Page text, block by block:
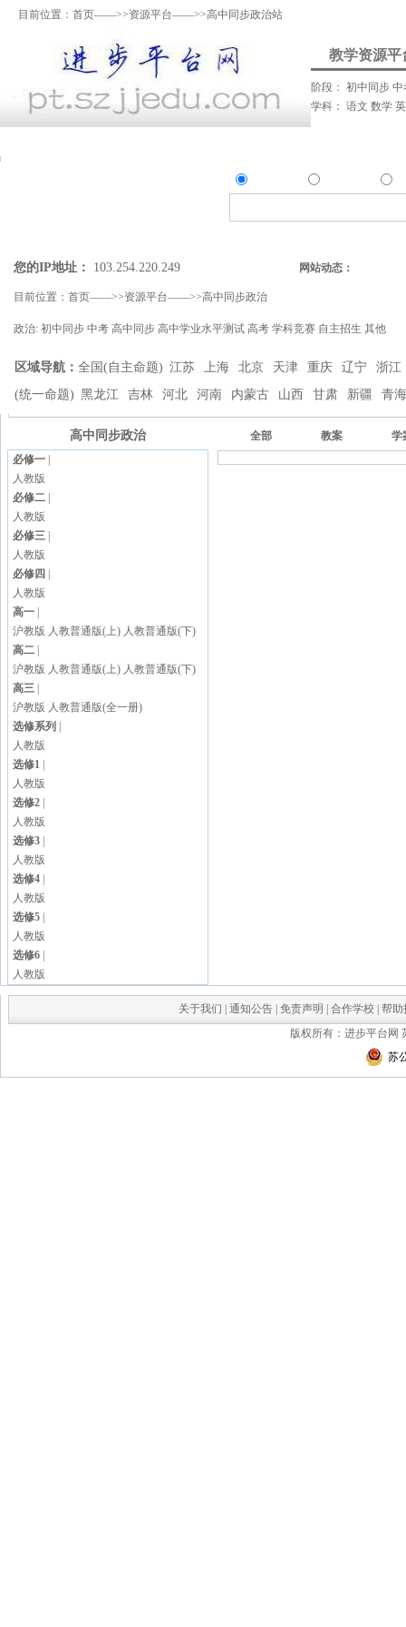
目前位置： 首页——>>资源平台——>>高中同步政治站
教学资源平
阶段： 初中同步
学科： 语文 数学
您的IP地址： 103.254.220.249 网站动态：
目前位置： 首页——>>资源平台——>>高中同步政治
政治: 初中同步 中考 高中同步 高中学业水平测试 高考 学科竞赛 自主招生 其他
区域导航： 全国(自主命题) 江苏 上海 北京 天津 重庆 辽宁
浙江
(统一命题) 黑龙江 吉林 河北 河南 内蒙古 山西 甘肃 新疆 青
高中同步政治
必修一
人教版
必修二
人教版
必修三
人教版
必修四
人教版
高一
沪教版 人教普通版(上) 人教普通版(下)
高二
沪教版 人教普通版(上) 人教普通版(下)
高三
沪教版 人教普通版(全一册)
选修系列
人教版
选修1
人教版
选修2
人教版
选修3
人教版
选修4
人教版
选修5
人教版
选修6
人教版
全部 教案 学
关于我们 通知公告 免责声明 合作学校
帮助
版权所有：进步平台网
苏